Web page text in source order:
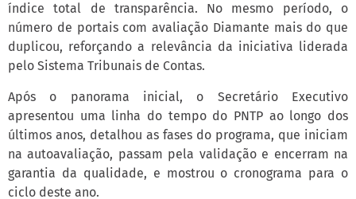
índice total de transparência. No mesmo período, o
número de portais com avaliação Diamante mais do que
duplicou, reforçando a relevância da iniciativa liderada
pelo Sistema Tribunais de Contas.
Após o panorama inicial, o Secretário Executivo
apresentou uma linha do tempo do PNTP ao longo dos
últimos anos, detalhou as fases do programa, que iniciam
na autoavaliação, passam pela validação e encerram na
garantia da qualidade, e mostrou o cronograma para o
ciclo deste ano.